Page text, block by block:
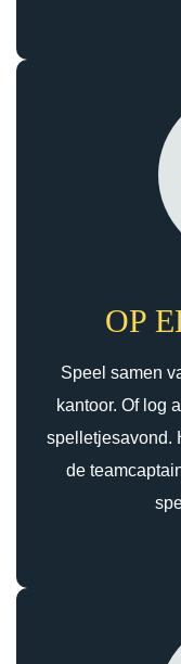
OP
Speel samen
kantoor. Of log
spelletjesavond.
de